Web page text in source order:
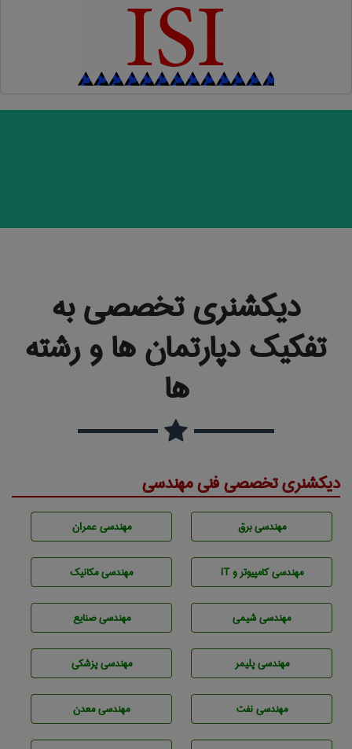
دیکشنری تخصصی به
تفکیک دپارتمان ها و رشته
ها
دیکشنری تخصصی فنی مهندسی
مهندسی برق مهندسی عمران
مهندسی كامپيوتر و IT مهندسی مکانیک
مهندسي شيمی مهندسی صنايع
مهندسی پليمر مهندسی پزشکی
مهندسی نفت مهندسی معدن